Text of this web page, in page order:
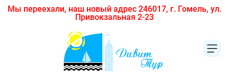
Мы переехали, наш новый адрес 246017, г. Гомель, ул.
Привокзальная 2-23